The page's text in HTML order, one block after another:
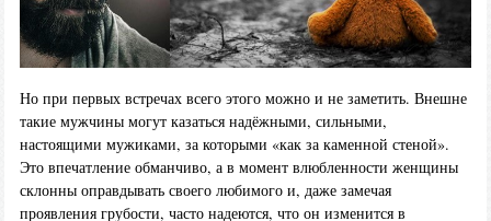
Но при первых встречах всего этого можно и не заметить. Внешне
такие мужчины могут казаться надёжными, сильными,
настоящими мужиками, за которыми «как за каменной стеной».
Это впечатление обманчиво, а в момент влюбленности женщины
склонны оправдывать своего любимого и, даже замечая
проявления грубости, часто надеются, что он изменится в